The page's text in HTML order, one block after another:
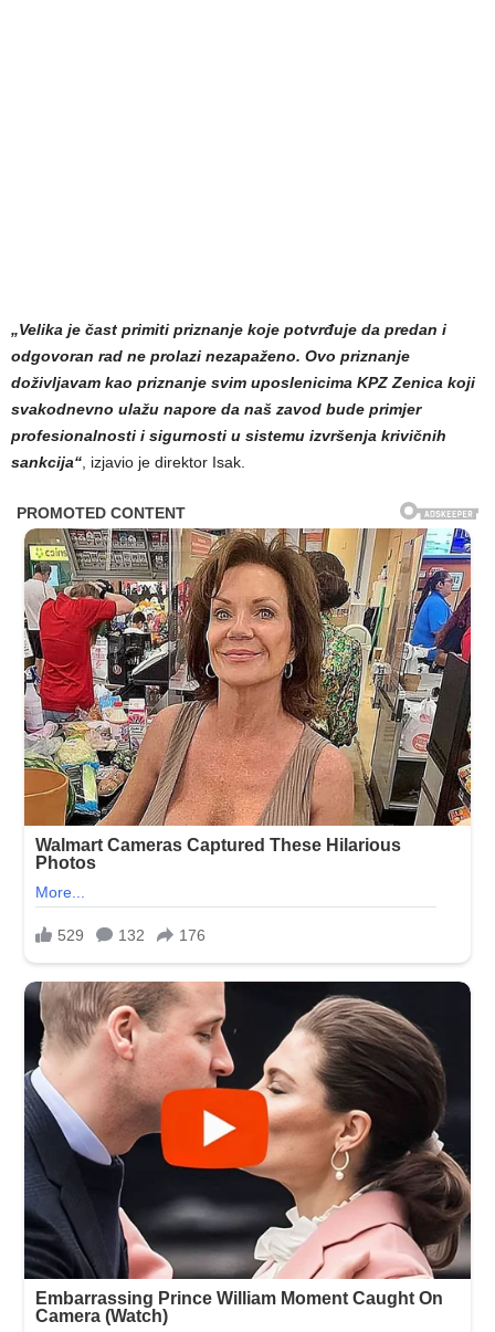
„Velika je čast primiti priznanje koje potvrđuje da predan i
odgovoran rad ne prolazi nezapaženo. Ovo priznanje
doživljavam kao priznanje svim uposlenicima KPZ Zenica koji
svakodnevno ulažu napore da naš zavod bude primjer
profesionalnosti i sigurnosti u sistemu izvršenja krivičnih
sankcija“ , izjavio je direktor Isak.